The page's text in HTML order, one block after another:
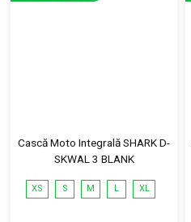
Cască Moto Integrală SHARK D-
SKWAL 3 BLANK
XS S M L XL